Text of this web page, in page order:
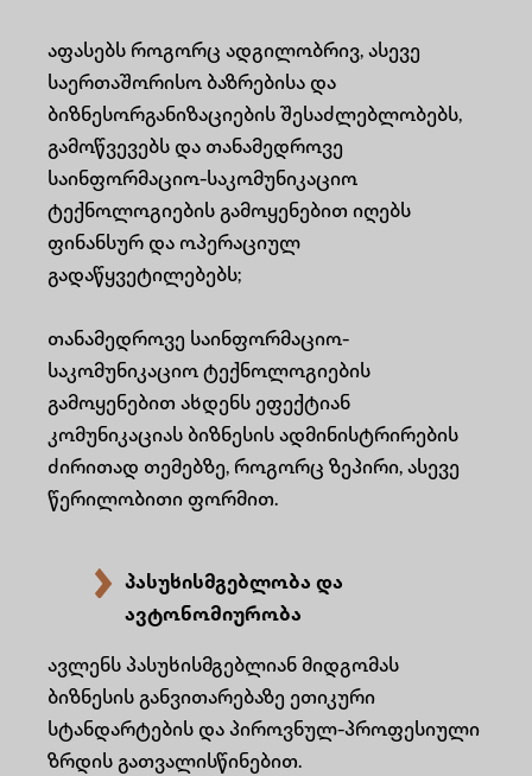
აფასებს როგორც ადგილობრივ, ასევე
საერთაშორისო ბაზრებისა და
ბიზნესორგანიზაციების შესაძლებლობებს,
გამოწვევებს და თანამედროვე
საინფორმაციო-საკომუნიკაციო
ტექნოლოგიების გამოყენებით იღებს
ფინანსურ და ოპერაციულ
გადაწყვეტილებებს;
თანამედროვე საინფორმაციო-
საკომუნიკაციო ტექნოლოგიების
გამოყენებით ახდენს ეფექტიან
კომუნიკაციას ბიზნესის ადმინისტრირების
ძირითად თემებზე, როგორც ზეპირი, ასევე
წერილობითი ფორმით.
პასუხისმგებლობა და
ავტონომიურობა
ავლენს პასუხისმგებლიან მიდგომას
ბიზნესის განვითარებაზე ეთიკური
სტანდარტების და პიროვნულ-პროფესიული
ზრდის გათვალისწინებით.